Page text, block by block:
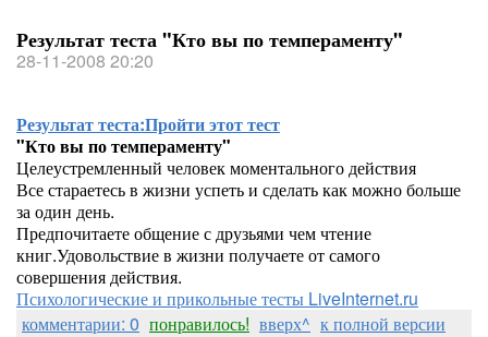
Результат теста "Кто вы по темпераменту"
28-11-2008 20:20
Результат теста:Пройти этот тест
"Кто вы по темпераменту"
Целеустремленный человек моментального действия
Все стараетесь в жизни успеть и сделать как можно больше
за один день.
Предпочитаете общение с друзьями чем чтение
книг.Удовольствие в жизни получаете от самого
совершения действия.
Психологические и прикольные тесты LiveInternet.ru
комментарии: 0 понравилось! вверх^ к полной версии